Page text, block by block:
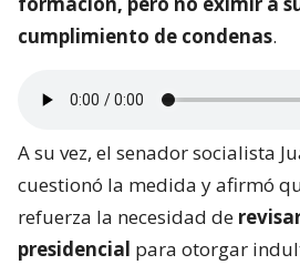
cumplimiento de condenas.
A su vez, el senador socialista
cuestionó la medida y afirmó
refuerza la necesidad de
presidencial para otorgar